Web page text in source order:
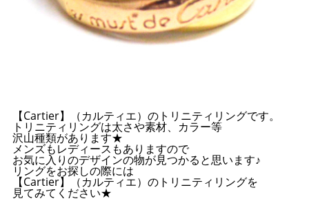
【Cartier】（カルティエ）のトリニティリングです。
トリニティリングは太さや素材、カラー等
沢山種類があります★
メンズもレディースもありますので
お気に入りのデザインの物が見つかると思います♪
リングをお探しの際には
【Cartier】（カルティエ）のトリニティリングを
見てみてください★